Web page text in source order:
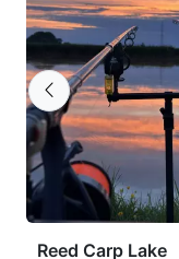
Reed Carp Lake